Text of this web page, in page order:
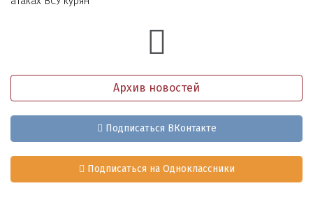
Архив новостей
Подписаться ВКонтакте
Подписаться на Одноклассники